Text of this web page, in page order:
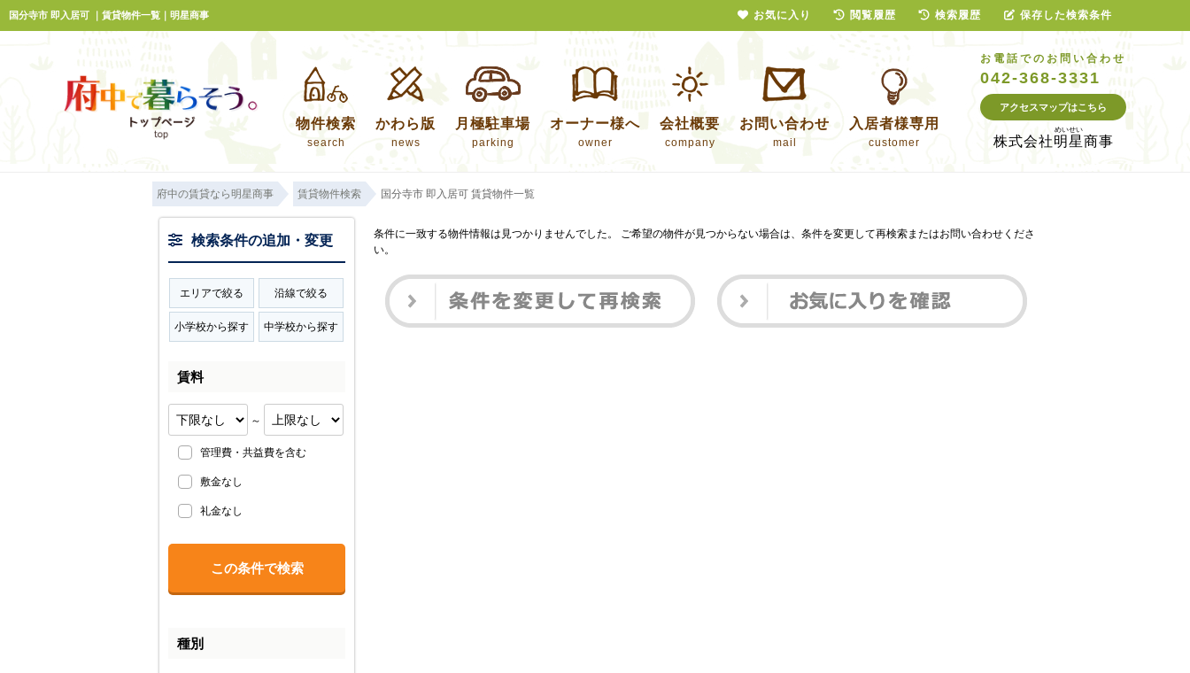
国分寺市 即入居可 ｜賃貸物件一覧｜明星商事
物件検索
search
かわら版
news
月極駐車場
parking
オーナー様へ
owner
会社概要
company
お問い合わせ
mail
入居者様専用
customer
お電話でのお問い合わせ
042-368-3331
アクセスマップはこちら
株式会社明星商事
府中の賃貸なら明星商事 賃貸物件検索 国分寺市 即入居可 賃貸物件一覧
条件に一致する物件情報は見つかりませんでした。 ご希望の物件が見つからない場合は、条件を変更して再検索またはお問い合わせくださ
い。
検索条件の追加・変更
エリアで絞る 沿線で絞る
小学校から探す 中学校から探す
賃料
～
管理費・共益費を含む
敷金なし
礼金なし
種別
お気に入り 閲覧履歴 検索履歴 保存した検索条件